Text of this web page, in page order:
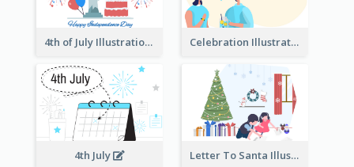
4th of July Illustration Celebration Illustration
4th July Letter To Santa Illustration